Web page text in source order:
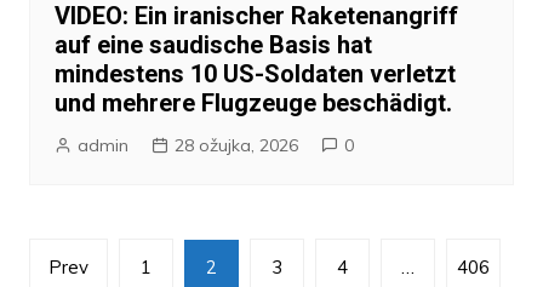
VIDEO: Ein iranischer Raketenangriff
auf eine saudische Basis hat
mindestens 10 US-Soldaten verletzt
und mehrere Flugzeuge beschädigt.
admin 28 ožujka, 2026 0
Brojevi
Prev 1 2 3 4 … 406